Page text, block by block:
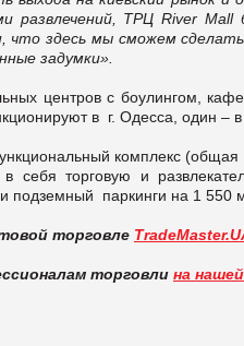
развлечений, ТРЦ River
что здесь мы сможем
задумки».
центров с боулингом,
в г. Одесса, один – в
комплекс
себя торговую и
подземный паркинги на 1 550
торговле
торговли на